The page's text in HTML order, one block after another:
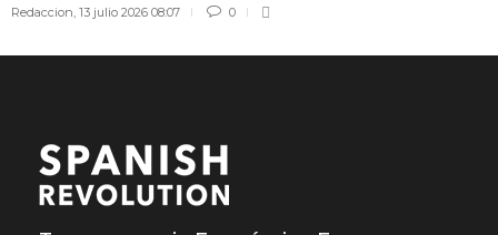
Redaccion 13 julio 2026 08:07 0